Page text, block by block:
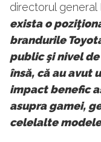
directorul general
exista o
brandurile
public şi nivel
însă, că au avut
impact benefic
asupra gamei,
celelalte